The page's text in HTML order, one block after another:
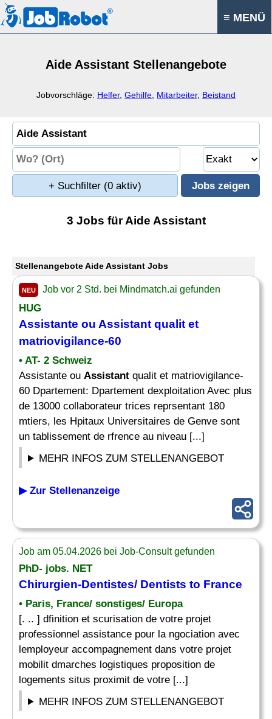
≡ MENÜ
Aide Assistant Stellenangebote
Jobvorschläge: Helfer, Gehilfe Mitarbeiter, Beistand
+ Suchfilter (0 aktiv)
3 Jobs für Aide Assistant
Stellenangebote Aide Assistant Jobs
NEU Job vor 2 Std. bei Mindmatch.ai gefunden
HUG
Assistante ou Assistant qualit et
matriovigilance-60
• AT- 2 Schweiz
Assistante ou Assistant qualit et matriovigilance-
60 Dpartement: Dpartement dexploitation Avec plus
de 13000 collaborateur trices reprsentant 180
mtiers, les Hpitaux Universitaires de Genve sont
un tablissement de rfrence au niveau [...]
MEHR INFOS ZUM STELLENANGEBOT
▶ Zur Stellenanzeige
Job am 05.04.2026 bei Job-Consult gefunden
PhD- jobs. NET
Chirurgien-Dentistes/ Dentists to France
• Paris, France/ sonstiges/ Europa
[. .. ] dfinition et scurisation de votre projet
professionnel assistance pour la ngociation avec
lemployeur accompagnement dans votre projet
mobilit dmarches logistiques proposition de
logements situs proximit de votre [...]
MEHR INFOS ZUM STELLENANGEBOT